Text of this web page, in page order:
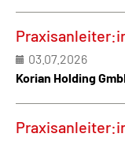
03.07.2026
Korian Holding